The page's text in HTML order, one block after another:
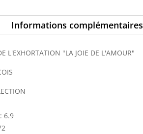
Informations complémentaires
L'EXHORTATION "LA JOIE DE L'AMOUR"
6.9